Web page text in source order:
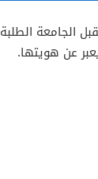
الجامعة الطلبة
عن هويتها.